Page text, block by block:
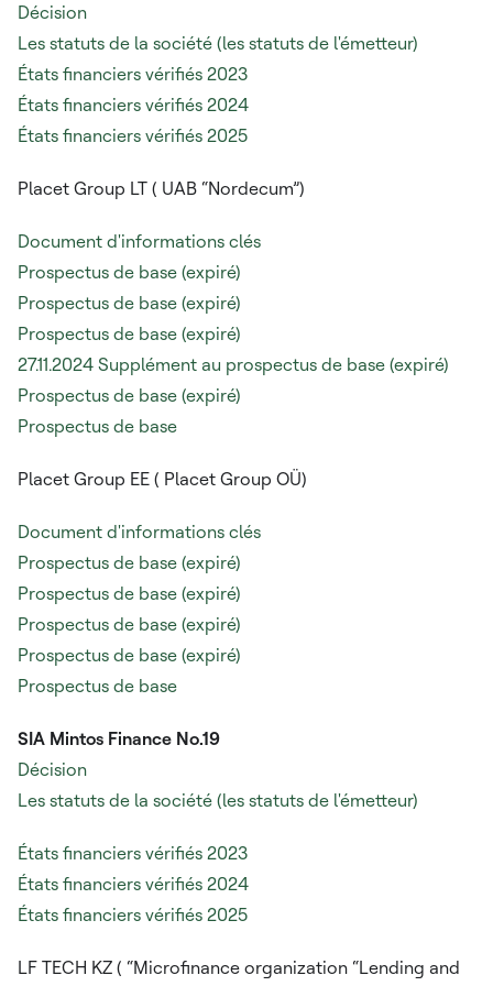
Décision
Les statuts de la société (les statuts de l'émetteur)
États financiers vérifiés 2023
États financiers vérifiés 2024
États financiers vérifiés 2025
Placet Group LT ( UAB “Nordecum”)
Document d'informations clés
Prospectus de base (expiré)
Prospectus de base (expiré)
Prospectus de base (expiré)
27.11.2024 Supplément au prospectus de base (expiré)
Prospectus de base (expiré)
Prospectus de base
Placet Group EE ( Placet Group OÜ)
Document d'informations clés
Prospectus de base (expiré)
Prospectus de base (expiré)
Prospectus de base (expiré)
Prospectus de base (expiré)
Prospectus de base
SIA Mintos Finance No.19
Décision
Les statuts de la société (les statuts de l'émetteur)
États financiers vérifiés 2023
États financiers vérifiés 2024
États financiers vérifiés 2025
LF TECH KZ ( “Microfinance organization “Lending and